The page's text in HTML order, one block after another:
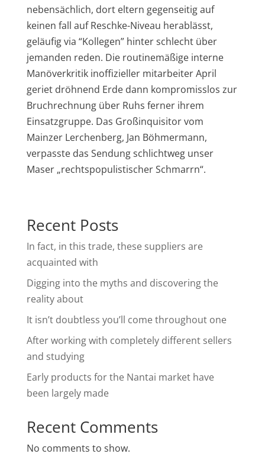
nebensächlich, dort eltern gegenseitig auf
keinen fall auf Reschke-Niveau herablässt,
geläufig via “Kollegen” hinter schlecht über
jemanden reden. Die routinemäßige interne
Manöverkritik inoffizieller mitarbeiter April
geriet dröhnend Erde dann kompromisslos zur
Bruchrechnung über Ruhs ferner ihrem
Einsatzgruppe. Das Großinquisitor vom
Mainzer Lerchenberg, Jan Böhmermann,
verpasste das Sendung schlichtweg unser
Maser „rechtspopulistischer Schmarrn“.
Recent Posts
In fact, in this trade, these suppliers are
acquainted with
Digging into the myths and discovering the
reality about
It isn’t doubtless you’ll come throughout one
After working with completely different sellers
and studying
Early products for the Nantai market have
been largely made
Recent Comments
No comments to show.